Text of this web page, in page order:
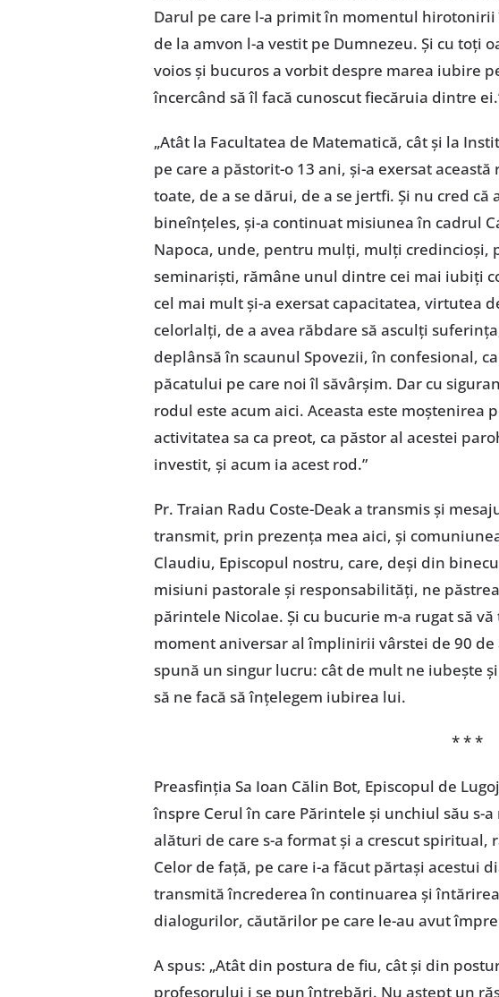
Darul pe care l-a primit în momentul
de la amvon l-a vestit pe Dumnezeu. Și cu toți
voios și bucuros a vorbit despre marea iubire
încercând să îl facă cunoscut fiecăruia dintre
„Atât la Facultatea de Matematică, cât și la
pe care a păstorit-o 13 ani, și-a exersat
toate, de a se dărui, de a se jertfi. Și nu cred
bineînțeles, și-a continuat misiunea în cadrul
Napoca, unde, pentru mulți, mulți credincioși,
seminariști, rămâne unul dintre cei mai iubiți
cel mai mult și-a exersat capacitatea, virtutea
celorlalți, de a avea răbdare să asculți
deplânsă în scaunul Spovezii, în confesional,
păcatului pe care noi îl săvârșim. Dar cu
rodul este acum aici. Aceasta este moștenirea
activitatea sa ca preot, ca păstor al acestei
investit, și acum ia acest rod.”
Pr. Traian Radu Coste-Deak a transmis și
transmit, prin prezența mea aici, și
Claudiu, Episcopul nostru, care, deși din
misiuni pastorale și responsabilități, ne
părintele Nicolae. Și cu bucurie m-a rugat să
moment aniversar al împlinirii vârstei de 90
spună un singur lucru: cât de mult ne iubește
să ne facă să înțelegem iubirea lui.
* * *
Preasfinția Sa Ioan Călin Bot, Episcopul de
înspre Cerul în care Părintele și unchiul său s-
alături de care s-a format și a crescut spiritual,
Celor de față, pe care i-a făcut părtași acestui
transmită încrederea în continuarea și
dialogurilor, căutărilor pe care le-au avut
A spus: „Atât din postura de fiu, cât și din
profesorului i se pun întrebări. Nu aștept un